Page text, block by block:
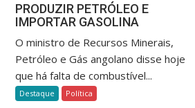
PRODUZIR PETRÓLEO E
IMPORTAR GASOLINA
O ministro de Recursos Minerais,
Petróleo e Gás angolano disse hoje
que há falta de combustível...
Destaque Política